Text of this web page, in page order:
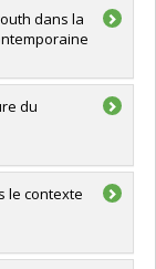
dans la
du
le contexte